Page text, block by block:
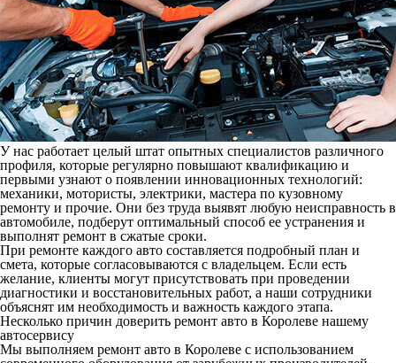
У нас работает целый штат опытных специалистов различного
профиля, которые регулярно повышают квалификацию и
первыми узнают о появлении инновационных технологий:
механики, мотористы, электрики, мастера по кузовному
ремонту и прочие. Они без труда выявят любую неисправность в
автомобиле, подберут оптимальный способ ее устранения и
выполнят ремонт в сжатые сроки.
При ремонте каждого авто составляется подробный план и
смета, которые согласовываются с владельцем. Если есть
желание, клиенты могут присутствовать при проведении
диагностики и восстановительных работ, а наши сотрудники
объяснят им необходимость и важность каждого этапа.
Несколько причин доверить ремонт авто в Королеве нашему
автосервису
Мы выполняем ремонт авто в Королеве с использованием